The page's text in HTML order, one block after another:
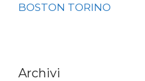
BOSTON TORINO
Archivi